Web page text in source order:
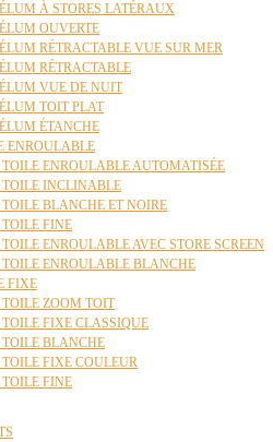
À STORES LATÉRAUX
OUVERTE
RÉTRACTABLE VUE SUR MER
RÉTRACTABLE
VUE DE NUIT
TOIT PLAT
ÉTANCHE
ENROULABLE
ENROULABLE AUTOMATISÉE
TOILE INCLINABLE
BLANCHE ET NOIRE
FINE
ENROULABLE AVEC STORE SCREEN
ENROULABLE BLANCHE
FIXE
ZOOM TOIT
FIXE CLASSIQUE
BLANCHE
FIXE COULEUR
FINE